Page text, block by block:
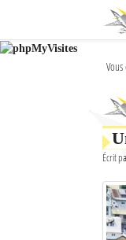
L'actualité à DiegoVous
Écrit